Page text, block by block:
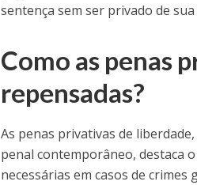
sentença sem ser privado de
Como as penas
repensadas?
As penas privativas de
penal contemporâneo, destaca
necessárias em casos de